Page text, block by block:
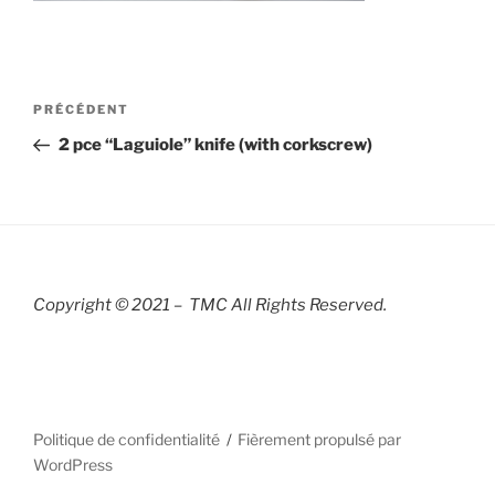
Navigation
l’article
Article
précédent
PRÉCÉDENT
2 pce “Laguiole” knife (with corkscrew)
Copyright © 2021 – TMC All Rights Reserved.
Politique de confidentialité
Fièrement propulsé par
WordPress